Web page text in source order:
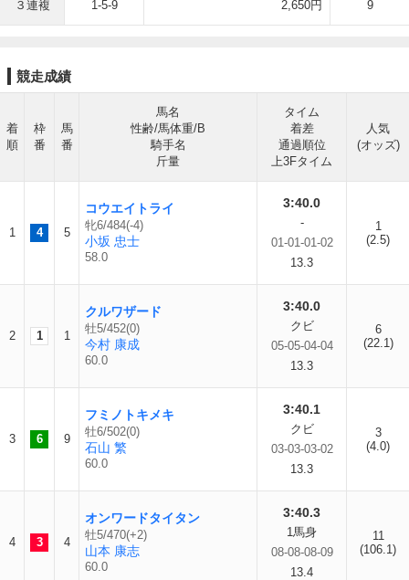
３連複 1-5-9 2,650円 9
競走成績
着
順
枠
番
馬
番
馬名
性齢/馬体重/B
騎手名
斤量
タイム
着差
通過順位
上3Fタイム
人気
(オッズ)
1 4 5
コウエイトライ
牝6/484(-4)
小坂 忠士
58.0
3:40.0
-
01-01-01-02
13.3
1
(2.5)
2 1 1
クルワザード
牡5/452(0)
今村 康成
60.0
3:40.0
クビ
05-05-04-04
13.3
6
(22.1)
3 6 9
フミノトキメキ
牡6/502(0)
石山 繁
60.0
3:40.1
クビ
03-03-03-02
13.3
3
(4.0)
4 3 4
オンワードタイタン
牡5/470(+2)
山本 康志
60.0
3:40.3
1馬身
08-08-08-09
13.4
11
(106.1)